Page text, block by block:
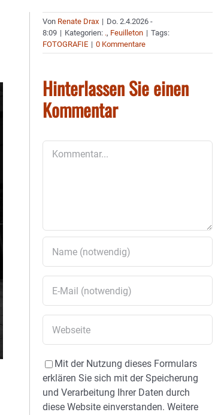
Von Renate Drax | Do. 2.4.2026 -
8:09 | Kategorien: ., Feuilleton | Tags:
FOTOGRAFIE | 0 Kommentare
Hinterlassen Sie einen
Kommentar
Mit der Nutzung dieses Formulars
erklären Sie sich mit der Speicherung
und Verarbeitung Ihrer Daten durch
diese Website einverstanden. Weitere